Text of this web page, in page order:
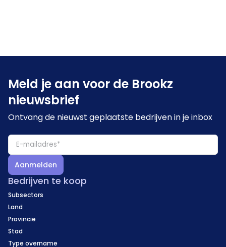
Meld je aan voor de Brookz
nieuwsbrief
Ontvang de nieuwst geplaatste bedrijven in je inbox
Aanmelden
Bedrijven te koop
Subsectors
Land
Provincie
Stad
Type overname